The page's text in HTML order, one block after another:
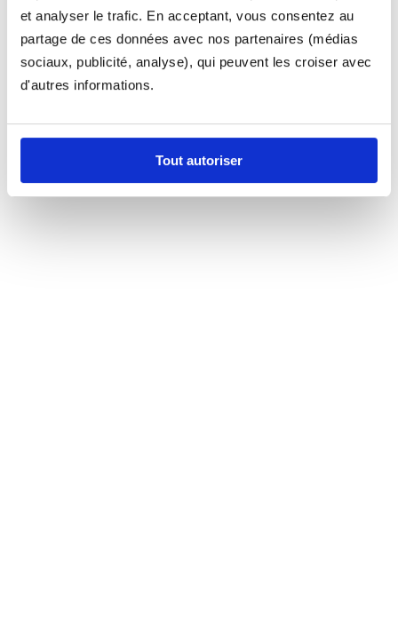
et analyser le trafic. En acceptant, vous consentez au
partage de ces données avec nos partenaires (médias
sociaux, publicité, analyse), qui peuvent les croiser avec
d'autres informations.
Tout autoriser